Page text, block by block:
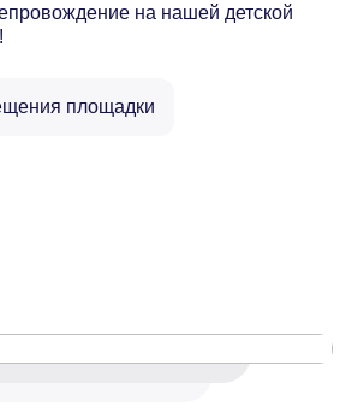
на нашей детской
площадки